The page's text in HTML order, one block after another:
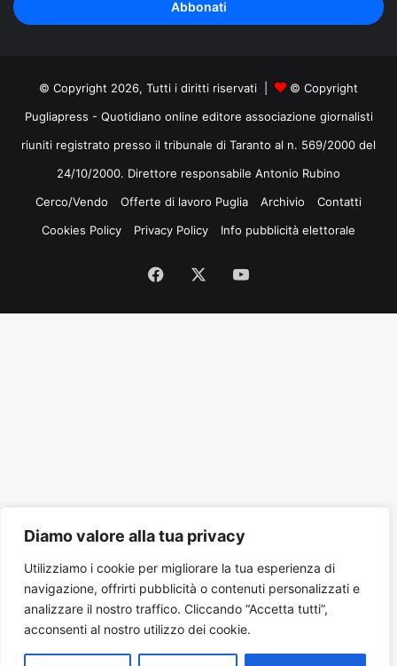
Diamo valore alla tua privacy
Utilizziamo i cookie per migliorare la tua esperienza di
navigazione, offrirti pubblicità o contenuti personalizzati e
analizzare il nostro traffico. Cliccando “Accetta tutti”,
acconsenti al nostro utilizzo dei cookie.
indirizzo
mail
© Copyright 2026, Tutti i diritti riservati |
© Copyright
Pugliapress - Quotidiano online editore associazione giornalisti
riuniti registrato presso il tribunale di Taranto al n. 569/2000 del
24/10/2000. Direttore responsabile Antonio Rubino
Cerco/Vendo
Offerte di lavoro Puglia Archivio
Contatti
Cookies Policy
Privacy Policy Info pubblicità elettorale
Facebook
Tube